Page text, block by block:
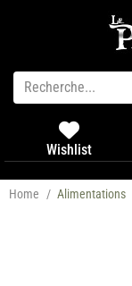
Wishlist
Home / Alimentations